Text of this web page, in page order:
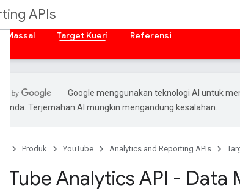
APIs
Massal Target Kueri Referensi
Google menggunakan teknologi AI untuk
Anda. Terjemahan AI mungkin mengandung kesalahan.
Produk YouTube Analytics and Reporting APIs
Tube Analytics API - Data